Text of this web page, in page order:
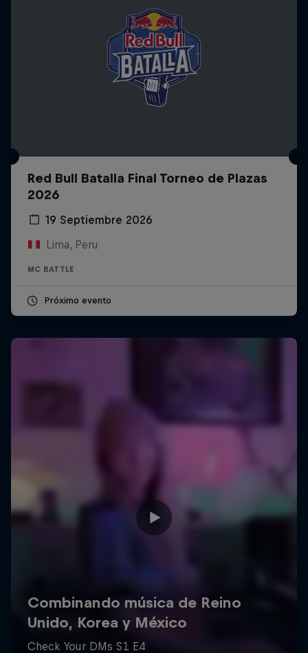
Red Bull Batalla Final Torneo de Plazas
2026
19 Septiembre 2026
Lima, Peru
MC BATTLE
Próximo evento